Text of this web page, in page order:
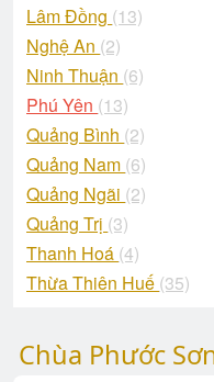
Lâm Đồng (13)
Nghệ An (2)
Ninh Thuận (6)
Phú Yên (13)
Quảng Bình (2)
Quảng Nam (6)
Quảng Ngãi (2)
Quảng Trị (3)
Thanh Hoá (4)
Thừa Thiên Huế (35)
Chùa Phước